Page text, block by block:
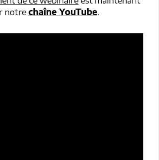
notrechaîne YouTube.